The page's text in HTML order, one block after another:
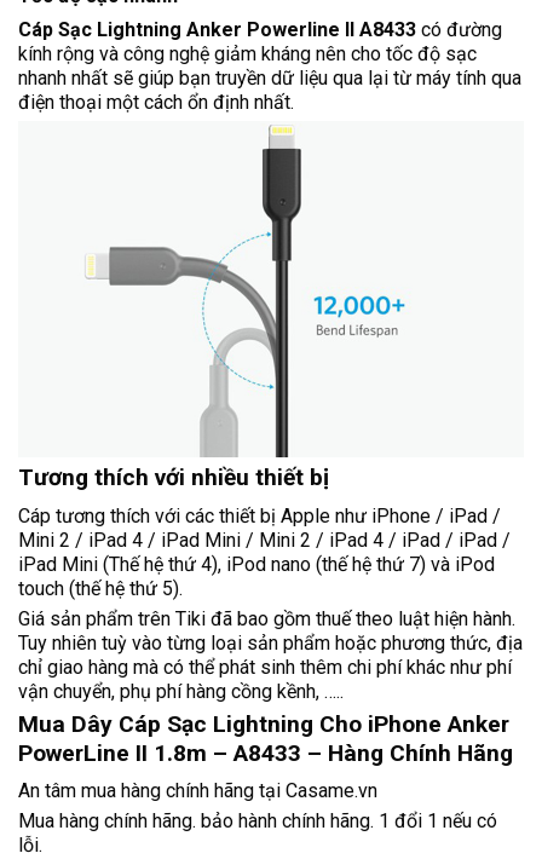
Cáp Sạc Lightning Anker Powerline II A8433 có đường
kính rộng và công nghệ giảm kháng nên cho tốc độ sạc
nhanh nhất sẽ giúp bạn truyền dữ liệu qua lại từ máy tính qua
điện thoại một cách ổn định nhất.
Tương thích với nhiều thiết bị
Cáp tương thích với các thiết bị Apple như iPhone / iPad /
Mini 2 / iPad 4 / iPad Mini / Mini 2 / iPad 4 / iPad / iPad /
iPad Mini (Thế hệ thứ 4), iPod nano (thế hệ thứ 7) và iPod
touch (thế hệ thứ 5).
Giá sản phẩm trên Tiki đã bao gồm thuế theo luật hiện hành.
Tuy nhiên tuỳ vào từng loại sản phẩm hoặc phương thức, địa
chỉ giao hàng mà có thể phát sinh thêm chi phí khác như phí
vận chuyển, phụ phí hàng cồng kềnh, …..
Mua Dây Cáp Sạc Lightning Cho iPhone Anker
PowerLine II 1.8m – A8433 – Hàng Chính Hãng
An tâm mua hàng chính hãng tại Casame.vn
Mua hàng chính hãng. bảo hành chính hãng. 1 đổi 1 nếu có
lỗi.